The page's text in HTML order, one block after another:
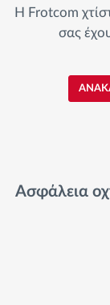
Η Frotcom
σας
Ασφάλεια